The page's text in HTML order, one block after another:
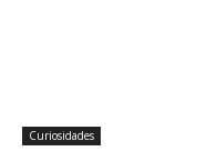
Curiosidades